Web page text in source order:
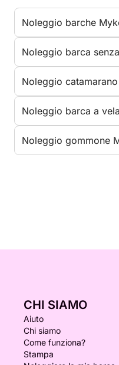
Noleggio barche
Noleggio barca
Noleggio
Noleggio barca a
Noleggio gommone
CHI SIAMO
Aiuto
Chi siamo
Come funziona?
Stampa